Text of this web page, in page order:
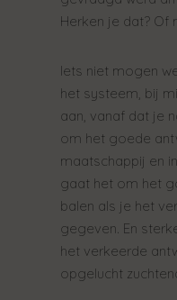
Herken je dat? Of
Iets niet mogen
het systeem, bij
aan, vanaf dat je
om het goede
maatschappij en
gaat het om het
balen als je het
gegeven. En
het verkeerde
opgelucht